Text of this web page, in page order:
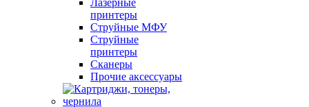
Лазерные
принтеры
Струйные МФУ
Струйные
принтеры
Сканеры
Прочие аксессуары